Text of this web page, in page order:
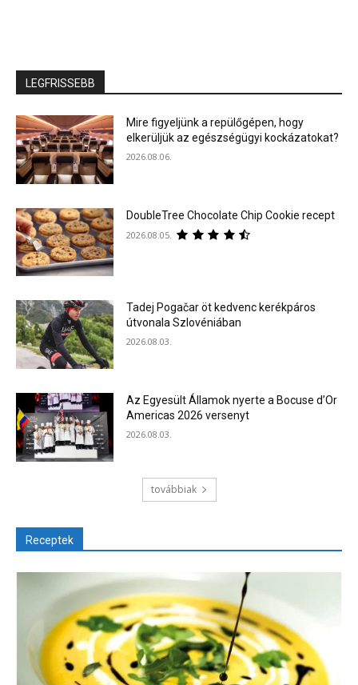
LEGFRISSEBB
Mire figyeljünk a repülőgépen, hogy
elkerüljük az egészségügyi kockázatokat?
2026.08.06.
DoubleTree Chocolate Chip Cookie recept
2026.08.05.
Tadej Pogačar öt kedvenc kerékpáros
útvonala Szlovéniában
2026.08.03.
Az Egyesült Államok nyerte a Bocuse d’Or
Americas 2026 versenyt
2026.08.03.
továbbiak
Receptek